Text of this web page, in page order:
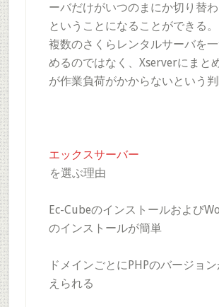
ーバだけがいつのまにか切り替
ということになることができる
複数のさくらレンタルサーバを
めるのではなく、Xserverにまと
が作業負荷がかからないという
エックスサーバー
を選ぶ理由
Ec-Cubeのインストールおよび
のインストールが簡単
ドメインごとにPHPのバージョ
えられる